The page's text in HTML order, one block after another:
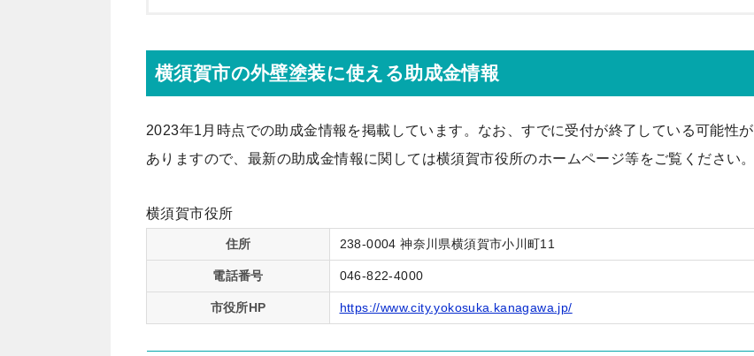
横須賀市の外壁塗装に使える助成金情報
2023年1月時点での助成金情報を掲載しています。なお、すでに受付が終了している可能性が
ありますので、最新の助成金情報に関しては横須賀市役所のホームページ等をご覧ください。
横須賀市役所
住所 238-0004 神奈川県横須賀市小川町11
電話番号 046-822-4000
市役所HP https://www.city.yokosuka.kanagawa.jp/